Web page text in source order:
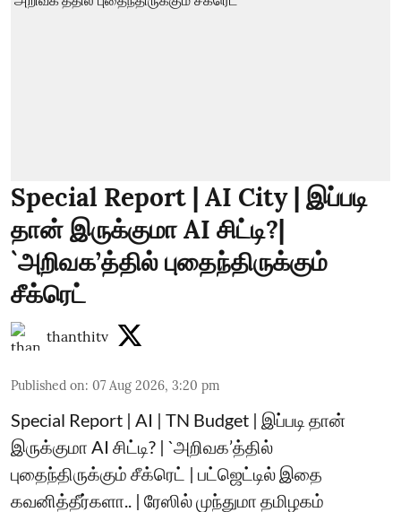
Special Report | AI City | இப்படி
தான் இருக்குமா AI சிட்டி?|
`அறிவக’த்தில் புதைந்திருக்கும்
சீக்ரெட்
thanthitv
Published on: 07 Aug 2026, 3:20 pm
Special Report | AI | TN Budget | இப்படி தான்
இருக்குமா AI சிட்டி? | `அறிவக’த்தில்
புதைந்திருக்கும் சீக்ரெட் | பட்ஜெட்டில் இதை
கவனித்தீர்களா.. | ரேஸில் முந்துமா தமிழகம்